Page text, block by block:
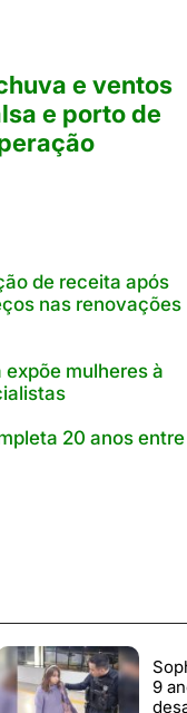
e ventos
e porto de
de receita após
nas renovações
mulheres à
20 anos entre
9